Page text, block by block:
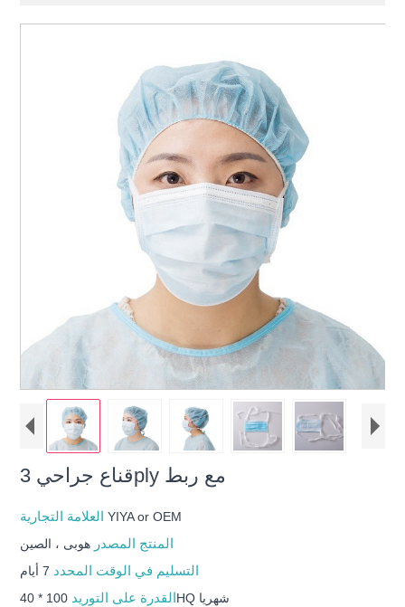
قناع جراحي 3ply مع ربط
العلامة التجاريةYIYA or OEM
المنتج المصدر هوبى ، الصين
التسليم في الوقت المحدد 7 أيام
القدرة على التوريد 100 * 40HQ شهريا